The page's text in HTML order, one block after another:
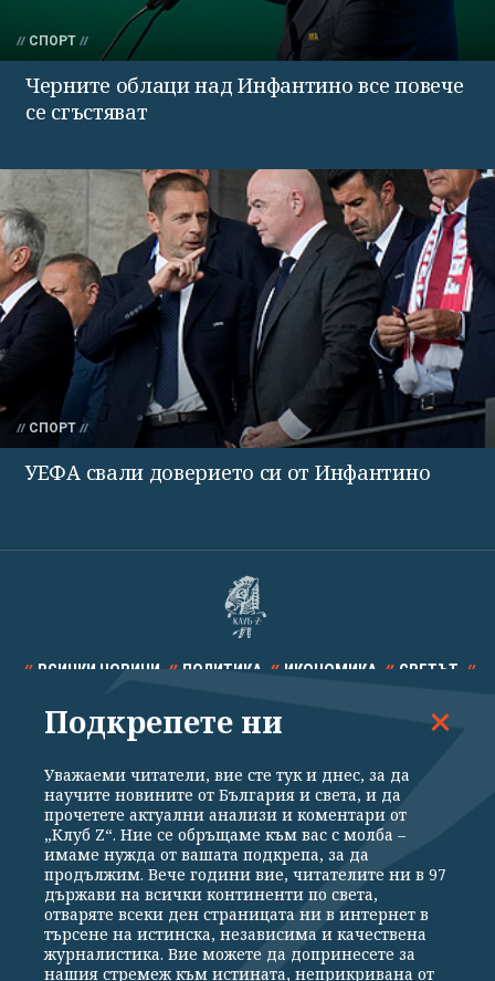
СПОРТ
Черните облаци над Инфантино все повече
се сгъстяват
СПОРТ
УЕФА свали доверието си от Инфантино
ВСИЧКИ НОВИНИ ПОЛИТИКА ИКОНОМИКА СВЕТЪТ
СПОРТ КУЛТУРА ТЕХНОЛОГИИ КАЛЕЙДОСКОП
Общи условия
Политика за поверителност
Реклама
Партньори Контакти
За Клуб Z
Екип
Подкрепете ни
Подкрепете ни
Уважаеми читатели, вие сте тук и днес, за да
научите новините от България и света, и да
прочетете актуални анализи и коментари от
„Клуб Z“. Ние се обръщаме към вас с молба –
имаме нужда от вашата подкрепа, за да
продължим. Вече години вие, читателите ни в 97
държави на всички континенти по света,
отваряте всеки ден страницата ни в интернет в
търсене на истинска, независима и качествена
журналистика. Вие можете да допринесете за
нашия стремеж към истината, неприкривана от